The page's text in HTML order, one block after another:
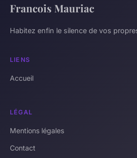
Francois Mauriac
Habitez enfin le silence de vos
LIENS
Accueil
LÉGAL
Mentions légales
Contact